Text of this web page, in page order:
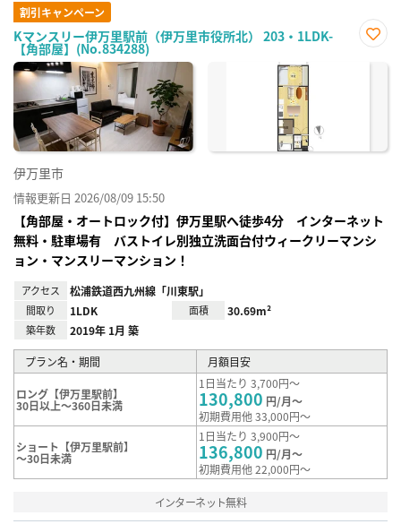
割引キャンペーン
Kマンスリー伊万里駅前（伊万里市役所北） 203・1LDK-
【角部屋】(No.834288)
に入
伊万里市
情報更新日 2026/08/09 15:50
【角部屋・オートロック付】伊万里駅へ徒歩4分 インターネット
無料・駐車場有 バストイレ別独立洗面台付ウィークリーマンシ
ョン・マンスリーマンション！
アクセス 松浦鉄道西九州線「川東駅」
間取り 1LDK 面積 30.69m²
築年数 2019年 1月 築
プラン名・期間 月額目安
ロング【伊万里駅前】
30日以上～360日未満
1日当たり 3,700円～
130,800 円/月～
初期費用他 33,000円～
ショート【伊万里駅前】
～30日未満
1日当たり 3,900円～
136,800 円/月～
初期費用他 22,000円～
インターネット無料